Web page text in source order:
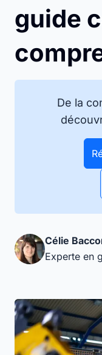
guide
De la
Célie
Experte en